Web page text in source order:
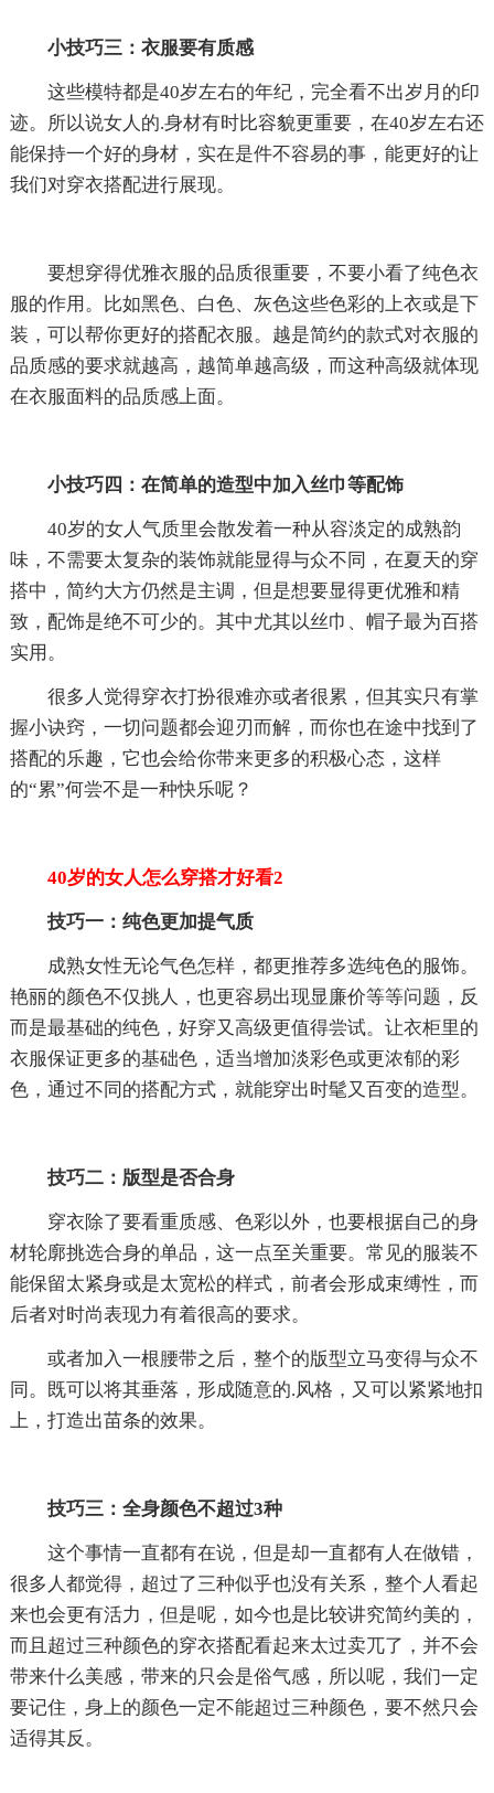
小技巧三：衣服要有质感
这些模特都是40岁左右的年纪，完全看不出岁月的印
迹。所以说女人的.身材有时比容貌更重要，在40岁左右还
能保持一个好的身材，实在是件不容易的事，能更好的让
我们对穿衣搭配进行展现。
要想穿得优雅衣服的品质很重要，不要小看了纯色衣
服的作用。比如黑色、白色、灰色这些色彩的上衣或是下
装，可以帮你更好的搭配衣服。越是简约的款式对衣服的
品质感的要求就越高，越简单越高级，而这种高级就体现
在衣服面料的品质感上面。
小技巧四：在简单的造型中加入丝巾等配饰
40岁的女人气质里会散发着一种从容淡定的成熟韵
味，不需要太复杂的装饰就能显得与众不同，在夏天的穿
搭中，简约大方仍然是主调，但是想要显得更优雅和精
致，配饰是绝不可少的。其中尤其以丝巾、帽子最为百搭
实用。
很多人觉得穿衣打扮很难亦或者很累，但其实只有掌
握小诀窍，一切问题都会迎刃而解，而你也在途中找到了
搭配的乐趣，它也会给你带来更多的积极心态，这样
的“累”何尝不是一种快乐呢？
40岁的女人怎么穿搭才好看2
技巧一：纯色更加提气质
成熟女性无论气色怎样，都更推荐多选纯色的服饰。
艳丽的颜色不仅挑人，也更容易出现显廉价等等问题，反
而是最基础的纯色，好穿又高级更值得尝试。让衣柜里的
衣服保证更多的基础色，适当增加淡彩色或更浓郁的彩
色，通过不同的搭配方式，就能穿出时髦又百变的造型。
技巧二：版型是否合身
穿衣除了要看重质感、色彩以外，也要根据自己的身
材轮廓挑选合身的单品，这一点至关重要。常见的服装不
能保留太紧身或是太宽松的样式，前者会形成束缚性，而
后者对时尚表现力有着很高的要求。
或者加入一根腰带之后，整个的版型立马变得与众不
同。既可以将其垂落，形成随意的.风格，又可以紧紧地扣
上，打造出苗条的效果。
技巧三：全身颜色不超过3种
这个事情一直都有在说，但是却一直都有人在做错，
很多人都觉得，超过了三种似乎也没有关系，整个人看起
来也会更有活力，但是呢，如今也是比较讲究简约美的，
而且超过三种颜色的穿衣搭配看起来太过卖兀了，并不会
带来什么美感，带来的只会是俗气感，所以呢，我们一定
要记住，身上的颜色一定不能超过三种颜色，要不然只会
适得其反。